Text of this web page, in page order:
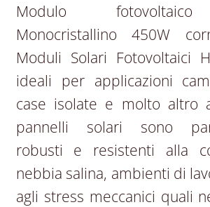
Modulo
Monocristallino 450W
Moduli Solari Fotovoltaici
ideali per applicazioni
case isolate e molto altro
pannelli solari sono
robusti e resistenti alla
nebbia salina, ambienti di
agli stress meccanici quali